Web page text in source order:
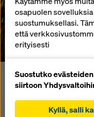
Sveitsi
Monimutkainen
täyshydraulisesti!
Erstfeld on Gotthardin
sisältyy myös kahden
osapuolen
suostumuksellasi.
että
erityisesti
toiminnallisuutta
evästeet),
verkkokauppaa
Suostutko
siirtoon
Kyllä, salli